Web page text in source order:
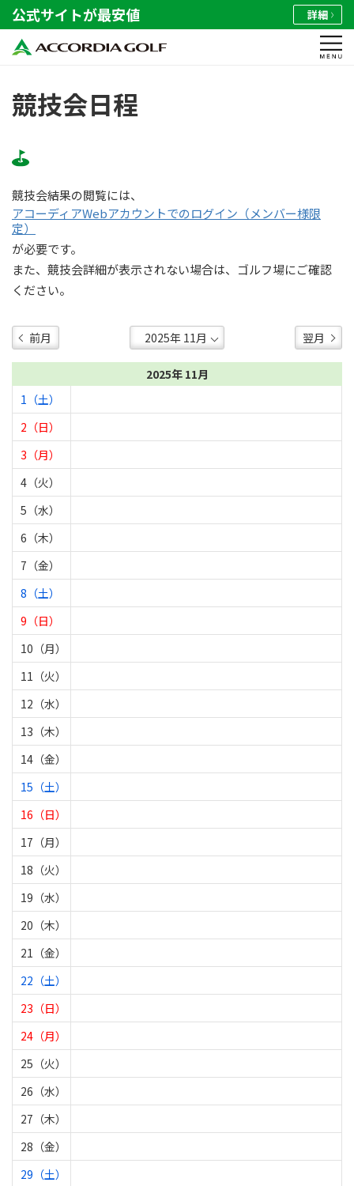
公式サイトが最安値 詳細
競技会日程
競技会結果の閲覧には、
アコーディアWebアカウントでのログイン（メンバー様限
定）
が必要です。
また、競技会詳細が表示されない場合は、ゴルフ場にご確認
ください。
前月 翌月
2025年 11月
1（土）
2（日）
3（月）
4（火）
5（水）
6（木）
7（金）
8（土）
9（日）
10（月）
11（火）
12（水）
13（木）
14（金）
15（土）
16（日）
17（月）
18（火）
19（水）
20（木）
21（金）
22（土）
23（日）
24（月）
25（火）
26（水）
27（木）
28（金）
29（土）